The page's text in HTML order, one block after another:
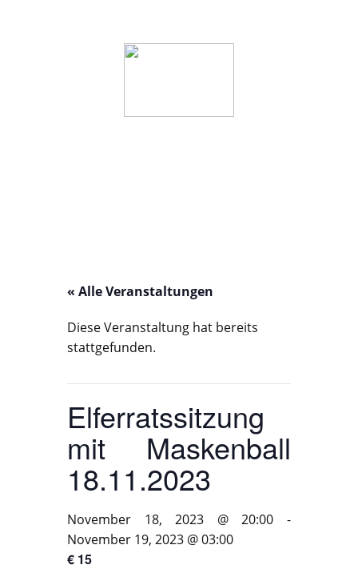
« Alle Veranstaltungen
Diese Veranstaltung hat bereits
stattgefunden.
Elferratssitzung
mit Maskenball
18.11.2023
November 18, 2023 @ 20:00 -
November 19, 2023 @ 03:00
€ 15